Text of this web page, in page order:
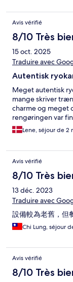
Avis vérifié
8/10 Très
15 oct. 2025
Traduire avec
Autentisk
Meget autentisk
mange skriver
charme og meget
rengøringen var
Lene, séjour de 2
Avis vérifié
8/10 Très
13 déc. 2023
Traduire avec
設備較為老舊，但
Chi Lung, séjour
Avis vérifié
8/10 Très